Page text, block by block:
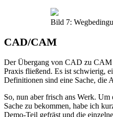
Bild 7:
CAD/CAM
Der Übergang von CAD zu
Praxis fließend. Es ist schwierig,
Definitionen sind eine Sache, die
So, nun aber frisch ans Werk.
Sache zu bekommen, habe ich
Demo-Teil gefräst und die